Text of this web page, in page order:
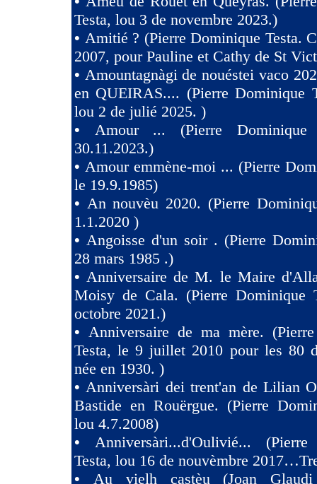
Testa, lou 3 de novembre 2023.)
• Amitié ? (Pierre Dominique Testa.
2007, pour Pauline et Cathy de St
• Amountagnàgi de nouéstei vaco
en QUEIRAS.... (Pierre Dominique
lou 2 de julié 2025. )
• Amour ... (Pierre Dominique
30.11.2023.)
• Amour emmène-moi ... (Pierre
le 19.9.1985)
• An nouvèu 2020. (Pierre
1.1.2020 )
• Angoisse d'un soir . (Pierre
28 mars 1985 .)
•Anniversaire de M. le Maire
Moisy de Cala. (Pierre Dominique
octobre 2021.)
• Anniversaire de ma mère.
Testa, le 9 juillet 2010 pour les 80
née en 1930. )
•Anniversàri dei trent'an de Lilian
Bastide en Rouërgue. (Pierre
lou 4.7.2008)
• Anniversàri...d'Oulivié...
Testa, lou 16 de nouvèmbre
• Au vielh castèu (Joan